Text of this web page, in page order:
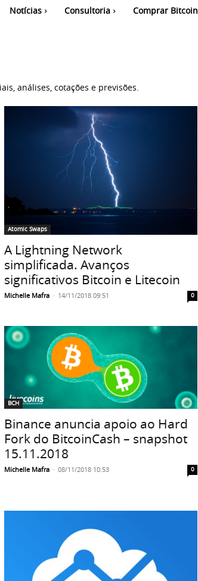
Notícias Consultoria Comprar Bitcoin
análises, cotações e previsões.
Atomic Swaps
A Lightning Network
simplificada. Avanços
significativos Bitcoin e Litecoin
Michelle Mafra - 14/11/2018 09:51 0
BCH
Binance anuncia apoio ao Hard
Fork do BitcoinCash – snapshot
15.11.2018
Michelle Mafra - 08/11/2018 10:53 0